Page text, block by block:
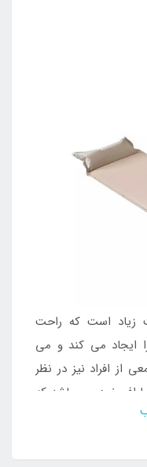
زیاد است که راحت
ایجاد می کند و می
از افراد نیز در نظر
خود می باشد که
ایجاد کرده است و در